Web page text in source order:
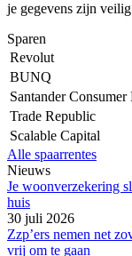
je gegevens zijn veilig
Sparen
Revolut
BUNQ
Santander Consumer
Trade Republic
Scalable Capital
Alle spaarrentes
Nieuws
Je woonverzekering
huis
30 juli 2026
Zzp’ers nemen net
vrij om te gaan